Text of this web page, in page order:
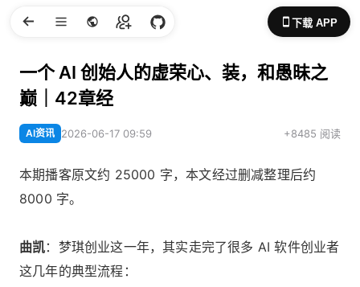
下载 APP
一个 AI 创始人的虚荣心、装，和愚昧之
巅｜42章经
AI资讯 2026-06-17 09:59 +8485 阅读
本期播客原文约 25000 字，本文经过删减整理后约
8000 字。
曲凯：梦琪创业这一年，其实走完了很多 AI 软件创业者
这几年的典型流程：